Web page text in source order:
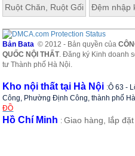
Ruột Chăn, Ruột Gối Đệm nhập
Bản Bata © 2012 - Bản quyền của
QUỐC NỘI THẤT. Đăng ký Kinh doanh
tư Thành phố Hà Nội.
Kho nội thất tại Hà Nội :Ô 63 -
Công, Phường Định Công, thành phố
ĐỒ
Hồ Chí Minh :Giao hàng, lắp